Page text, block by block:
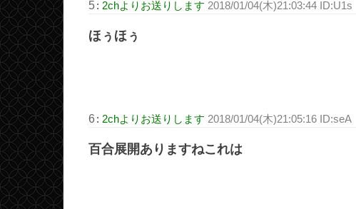
5: 2chよりお送りします 2018/01/04(木)21:03:44 ID:U1s
ほぅほぅ
6 : 2chよりお送りします 2018/01/04(木)21:05:16 ID:seA
百合展開ありますねこれは